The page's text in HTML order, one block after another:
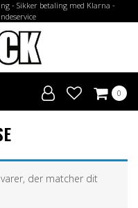
- Sikker betaling med Klarna -
0
der matcher dit